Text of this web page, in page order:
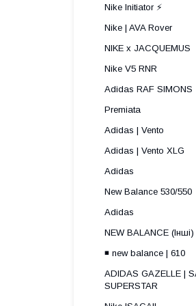
Nike Initiator ⚡️
Nike | AVA Rover
NIKE x JACQUEMUS
Nike V5 RNR
Adidas RAF SIMONS
Premiata
Adidas | Vento
Adidas | Vento XLG
Adidas
New Balance 530/550
Adidas
NEW BALANCE
◾️ new balance | 610
ADIDAS GAZELLE |
SUPERSTAR